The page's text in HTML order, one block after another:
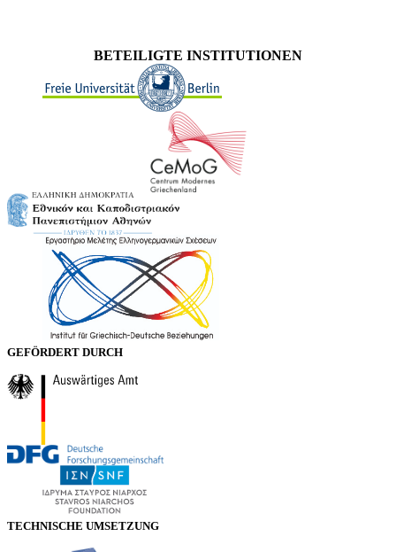
BETEILIGTE INSTITUTIONEN
GEFÖRDERT DURCH
TECHNISCHE UMSETZUNG